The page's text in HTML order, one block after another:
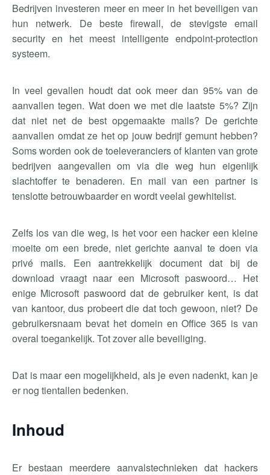
Bedrijven investeren meer en meer in het beveiligen van
hun netwerk. De beste firewall, de stevigste email
security en het meest intelligente endpoint-protection
systeem.
In veel gevallen houdt dat ook meer dan 95% van de
aanvallen tegen. Wat doen we met die laatste 5%? Zijn
dat niet net de best opgemaakte mails? De gerichte
aanvallen omdat ze het op jouw bedrijf gemunt hebben?
Soms worden ook de toeleveranciers of klanten van grote
bedrijven aangevallen om via die weg hun eigenlijk
slachtoffer te benaderen. En mail van een partner is
tenslotte betrouwbaarder en wordt veelal gewhitelist.
Zelfs los van die weg, is het voor een hacker een kleine
moeite om een brede, niet gerichte aanval te doen via
privé mails. Een aantrekkelijk document dat bij de
download vraagt naar een Microsoft paswoord… Het
enige Microsoft paswoord dat de gebruiker kent, is dat
van kantoor, dus probeert die dat toch gewoon, niet? De
gebruikersnaam bevat het domein en Office 365 is van
overal toegankelijk. Tot zover alle beveiliging.
Dat is maar een mogelijkheid, als je even nadenkt, kan je
er nog tientallen bedenken.
Inhoud
Er bestaan meerdere aanvalstechnieken dat hackers